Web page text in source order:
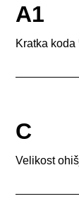
A1
Kratka koda
C
Velikost